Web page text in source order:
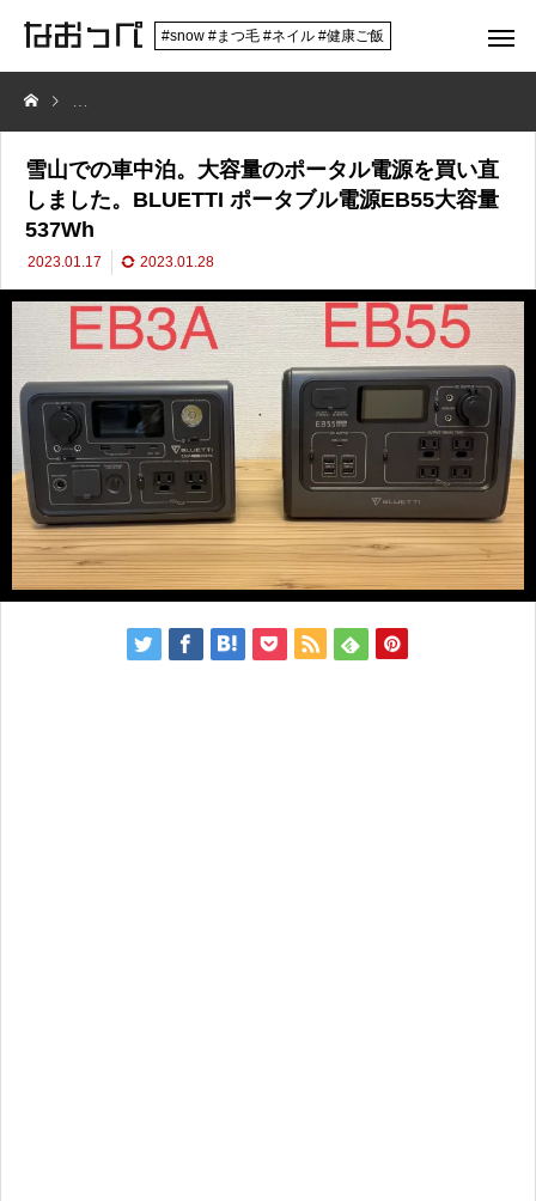
#snow #まつ毛 #ネイル #健康ご飯
雪山での車中泊。大容量のポータル電源を買い直しました。BLUETTI
雪山での車中泊。大容量のポータル電源を買い直
しました。BLUETTI ポータブル電源EB55大容量
537Wh
2023.01.17 2023.01.28